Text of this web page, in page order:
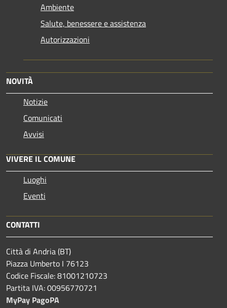
Ambiente
Salute, benessere e assistenza
Autorizzazioni
NOVITÀ
Notizie
Comunicati
Avvisi
VIVERE IL COMUNE
Luoghi
Eventi
CONTATTI
Città di Andria (BT)
Piazza Umberto I 76123
Codice Fiscale: 81001210723
Partita IVA: 00956770721
MyPay PagoPA